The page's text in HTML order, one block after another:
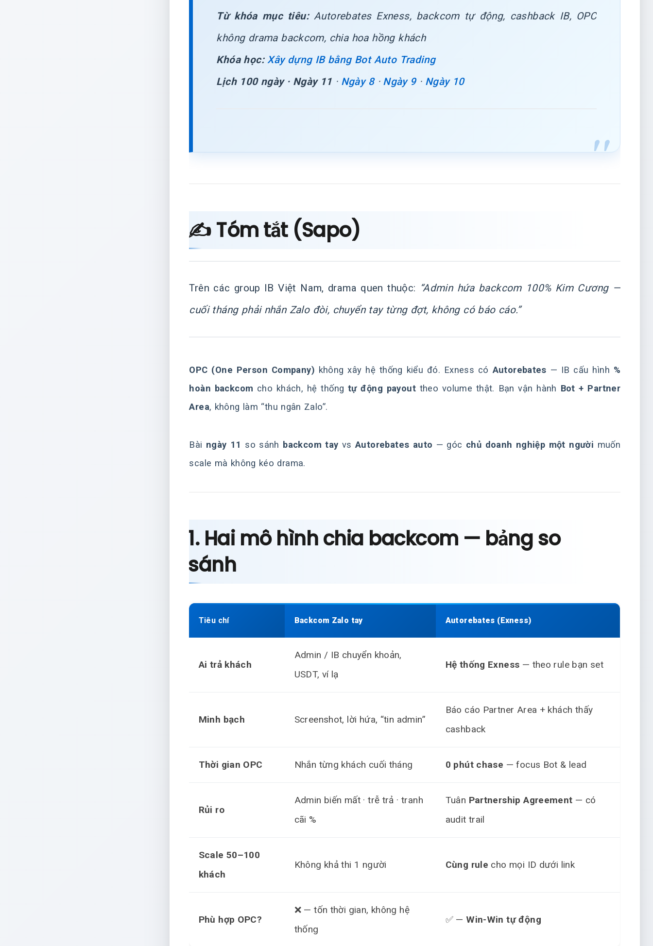
Từ khóa mục tiêu:Autorebates Exness, backcom tự động, cashback IB, OPC
không drama backcom, chia hoa hồng khách
Khóa học: Xây dựng IB bằng Bot Auto Trading
Lịch 100 ngày · Ngày 11 · Ngày 8· Ngày 9· Ngày 10
✍️ Tóm tắt (Sapo)
Trên các group IB Việt Nam, drama quen thuộc: “Admin hứa backcom 100% Kim Cương —
cuối tháng phải nhắn Zalo đòi, chuyển tay từng đợt, không có báo cáo.”
OPC (One Person Company) không xây hệ thống kiểu đó. Exness có Autorebates — IB cấu hình %
hoàn backcom cho khách, hệ thống tự động payout theo volume thật. Bạn vận hành Bot + Partner
Area, không làm “thu ngân Zalo”.
Bài ngày 11 so sánh backcom tay vsAutorebates auto — góc chủ doanh nghiệp một người muốn
scale mà không kéo drama.
1. Hai mô hình chia backcom — bảng so
sánh
Tiêu chí Backcom Zalo tay Autorebates (Exness)
Ai trả khách
Admin / IB chuyển khoản,
USDT, ví lạ
Hệ thống Exness — theo rule bạn set
Minh bạch Screenshot, lời hứa, “tin admin”
Báo cáo Partner Area + khách thấy
cashback
Thời gian OPC Nhắn từng khách cuối tháng 0 phút chase — focus Bot & lead
Rủi ro
Admin biến mất · trễ trả · tranh
cãi %
Tuân Partnership Agreement — có
audit trail
Scale 50–100
khách
Không khả thi 1 người Cùng rule cho mọi ID dưới link
Phù hợp OPC?
❌ — tốn thời gian, không hệ
thống
✅ — Win-Win tự động